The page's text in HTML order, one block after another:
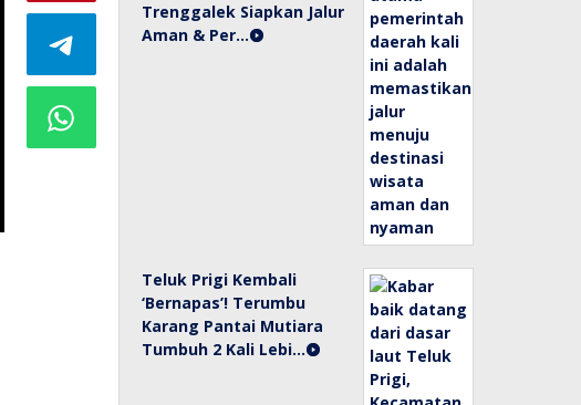
Trenggalek Siapkan Jalur
Aman & Per…
Teluk Prigi Kembali
‘Bernapas’! Terumbu
Karang Pantai Mutiara
Tumbuh 2 Kali Lebi…